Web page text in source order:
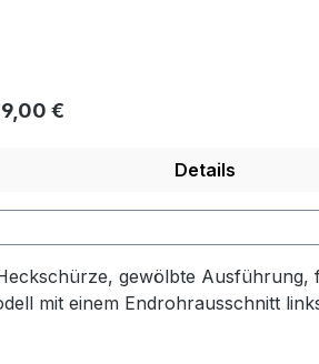
Preis:
€
Details